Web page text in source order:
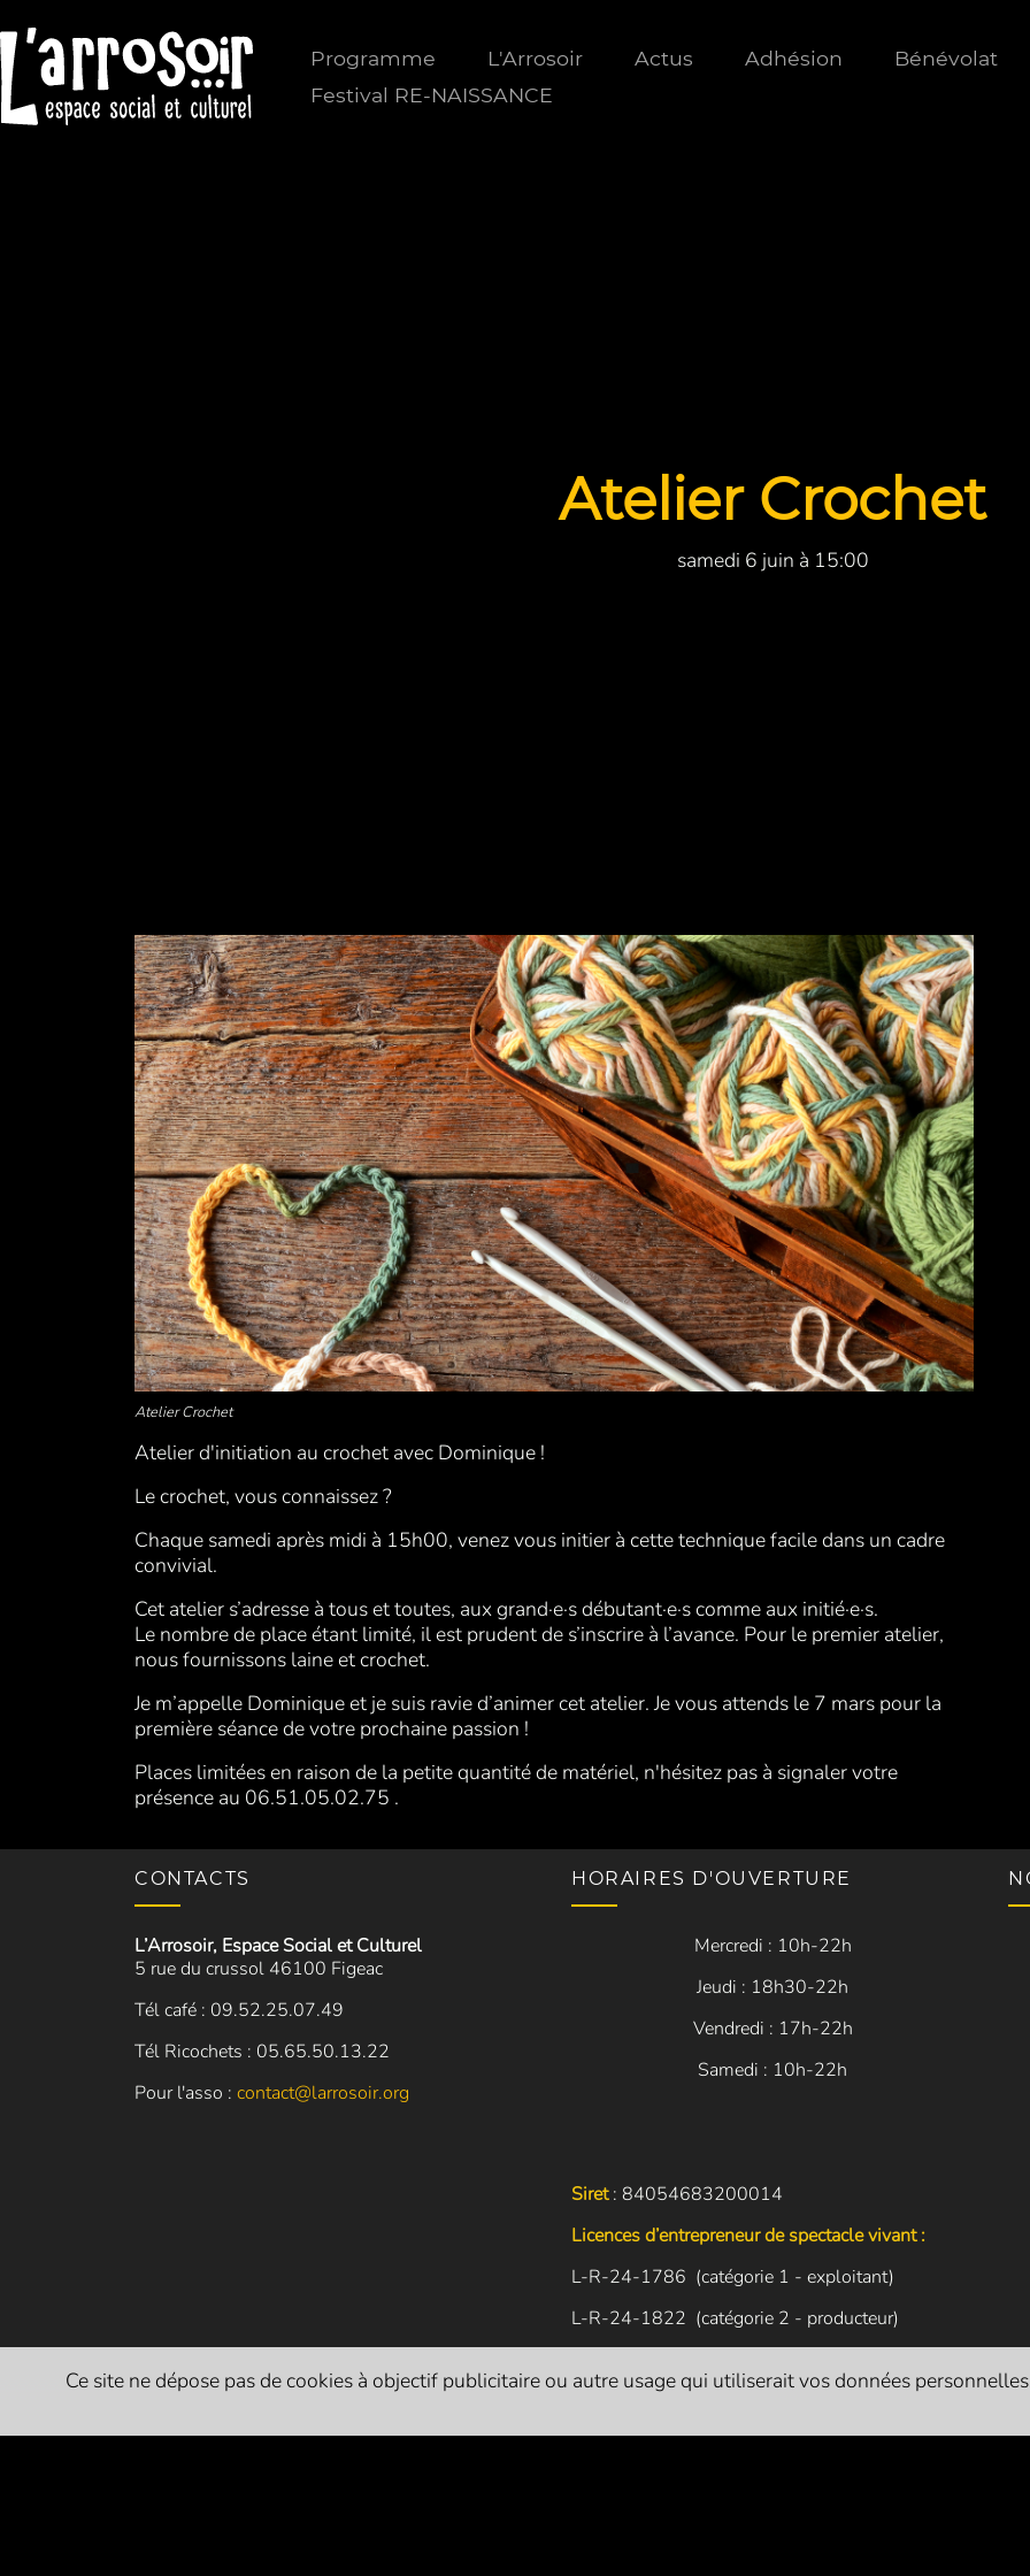
Programme L'Arrosoir Actus Adhésion Bénévolat
Festival RE-NAISSANCE
Atelier Crochet
samedi 6 juin à 15:00
Atelier Crochet
Atelier d'initiation au crochet avec Dominique !
Le crochet, vous connaissez ?
Chaque samedi après midi à 15h00, venez vous initier à cette technique facile dans un cadre
convivial.
Cet atelier s’adresse à tous et toutes, aux grand·e·s débutant·e·s comme aux initié·e·s.
Le nombre de place étant limité, il est prudent de s’inscrire à l’avance. Pour le premier atelier,
nous fournissons laine et crochet.
Je m’appelle Dominique et je suis ravie d’animer cet atelier. Je vous attends le 7 mars pour la
première séance de votre prochaine passion !
Places limitées en raison de la petite quantité de matériel, n'hésitez pas à signaler votre
présence au 06.51.05.02.75 .
CONTACTS
L’Arrosoir, Espace Social et Culturel
5 rue du crussol 46100 Figeac
Tél café : 09.52.25.07.49
Tél Ricochets : 05.65.50.13.22
Pour l'asso : contact@larrosoir.org
HORAIRES D'OUVERTURE
Mercredi : 10h-22h
Jeudi : 18h30-22h
Vendredi : 17h-22h
Samedi : 10h-22h
Siret: 84054683200014
Licences d’entrepreneur de spectacle vivant :
L-R-24-1786 (catégorie 1 - exploitant)
L-R-24-1822 (catégorie 2 - producteur)
PARTENAIRES
Ce site ne dépose pas de cookies à objectif publicitaire ou autre usage qui utiliserait vos données